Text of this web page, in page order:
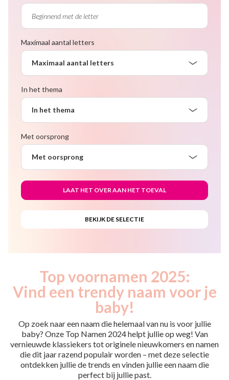
Maximaal aantal letters
Maximaal aantal letters
In het thema
In het thema
Met oorsprong
Met oorsprong
Top voornamen 2025:
Vind een trendy naam voor je
baby!
Op zoek naar een naam die helemaal van nu is voor jullie
baby? Onze Top Namen 2024 helpt jullie op weg! Van
vernieuwde klassiekers tot originele nieuwkomers en namen
die dit jaar razend populair worden – met deze selectie
ontdekken jullie de trends en vinden jullie een naam die
perfect bij jullie past.